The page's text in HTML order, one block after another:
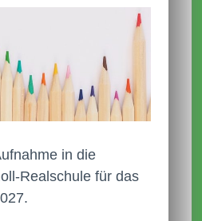
in die
Realschule für das